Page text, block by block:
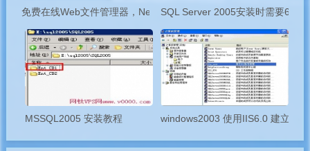
虑换一个空间了。
空间在线解压缩必备工具:精选PHP脚本集之压缩解压
一、精选PHP脚本集之压缩解压工具包下载
1、嗯，先给出下载链接。按照我的惯例，分享的文
免费在线Web文件管理器，Net2FTP,Pydio,eXtplorer,KodExplorer
SQL Server 2005安装时需要64位
MSSQL2005 安装教程 windows2003 使用IIS6.0 建立